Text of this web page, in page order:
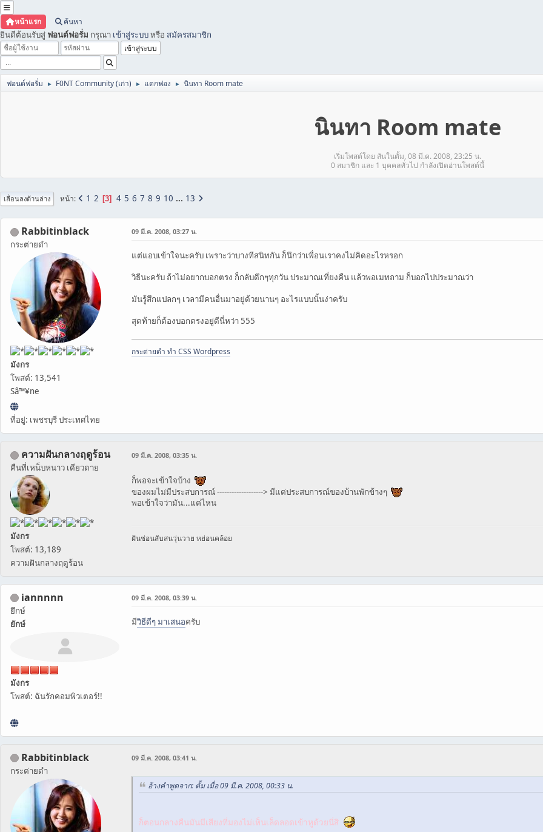
หน้าแรก ค้นหา
ยินดีต้อนรับสู่ ฟอนต์ฟอรั่ม กรุณา เข้าสู่ระบบหรือ สมัครสมาชิก
ฟอนต์ฟอรั่ม ► F0NT Community (เก่า) ► แตกฟอง ► นินทา Room mate
นินทา Room mate
เริ่มโพสต์โดย สันในตั้ม, 08 มี.ค. 2008, 23:25 น.
0 สมาชิก และ 1 บุคคลทั่วไป กำลังเปิดอ่านโพสต์นี้
เลื่อนลงด้านล่าง หน้า 1 2 3 4 5 6 7 8 9 10 ... 13
Rabbitinblack
กระต่ายดำ
มังกร
โพสต์: 13,541
Sâ™¥ne
ที่อยู่: เพชรบุรี ประเทศไทย
09 มี.ค. 2008, 03:27 น.
แต่แอบเข้าใจนะครับ เพราะว่าบางทีสนิทกัน ก็นึกว่าเพื่อนเราคงไม่คิดอะไรหรอก
วิธีนะครับ ถ้าไม่อยากบอกตรง ก็กลับดึกๆทุกวัน ประมาณเที่ยงคืน แล้วพอเมทถาม ก็บอกไปประมาณว่า
มันรู้สึกแปลกๆ เวลามีคนอื่นมาอยู่ด้วยนานๆ อะไรแบบนั้นง่าครับ
สุดท้ายก็ต้องบอกตรงอยู่ดีนี่หว่า 555
กระต่ายดำ ทำ CSS Wordpress
ความฝันกลางฤดูร้อน
คืนที่เหน็บหนาว เดียวดาย
มังกร
โพสต์: 13,189
ความฝันกลางฤดูร้อน
09 มี.ค. 2008, 03:35 น.
ก็พอจะเข้าใจบ้าง
ของผมไม่มีประสบการณ์ -------------------> มีแต่ประสบการณ์ของบ้านพักข้างๆ
พอเข้าใจว่ามัน...แค่ไหน
ฝันซ่อนสับสนวุ่นวาย หย่อนคล้อย
iannnnn
ยึกษ์
ยักษ์
มังกร
โพสต์: ฉันรักคอมพิวเตอร์!!
09 มี.ค. 2008, 03:39 น.
มีวิธีดีๆ มาเสนอครับ
Rabbitinblack
กระต่ายดำ
09 มี.ค. 2008, 03:41 น.
อ้างคำพูดจาก: ตั้ม เมื่อ 09 มี.ค. 2008, 00:33 น.
ก็ตอนกลางคืนมันมีเสียงที่มองไม่เห็นเล็ดลอดเข้าหูด้วยนี่สิ